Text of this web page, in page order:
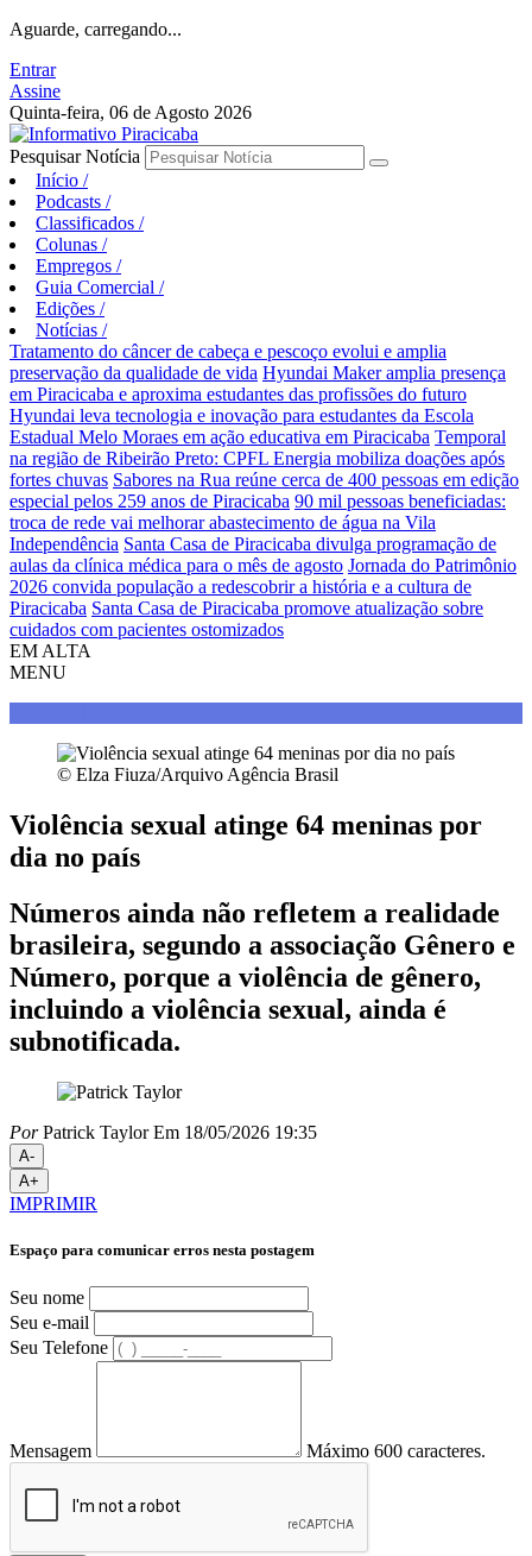
Aguarde, carregando...
Entrar
Assine
Quinta-feira, 06 de Agosto 2026
Pesquisar Notícia
Início /
Podcasts /
Classificados /
Colunas /
Empregos /
Guia Comercial /
Edições /
Notícias /
Tratamento do câncer de cabeça e pescoço evolui e amplia
preservação da qualidade de vida Hyundai Maker amplia presença
em Piracicaba e aproxima estudantes das profissões do futuro
Hyundai leva tecnologia e inovação para estudantes da Escola
Estadual Melo Moraes em ação educativa em Piracicaba Temporal
na região de Ribeirão Preto: CPFL Energia mobiliza doações após
fortes chuvas Sabores na Rua reúne cerca de 400 pessoas em edição
especial pelos 259 anos de Piracicaba 90 mil pessoas beneficiadas:
troca de rede vai melhorar abastecimento de água na Vila
Independência Santa Casa de Piracicaba divulga programação de
aulas da clínica médica para o mês de agosto Jornada do Patrimônio
2026 convida população a redescobrir a história e a cultura de
Piracicaba Santa Casa de Piracicaba promove atualização sobre
cuidados com pacientes ostomizados
EM ALTA
MENU
© Elza Fiuza/Arquivo Agência Brasil
Violência sexual atinge 64 meninas por
dia no país
Números ainda não refletem a realidade
brasileira, segundo a associação Gênero e
Número, porque a violência de gênero,
incluindo a violência sexual, ainda é
subnotificada.
PorPatrick Taylor Em 18/05/2026 19:35
A-
A+
IMPRIMIR
Espaço para comunicar erros nesta postagem
Seu nome
Seu e-mail
Seu Telefone
Mensagem Máximo 600 caracteres.